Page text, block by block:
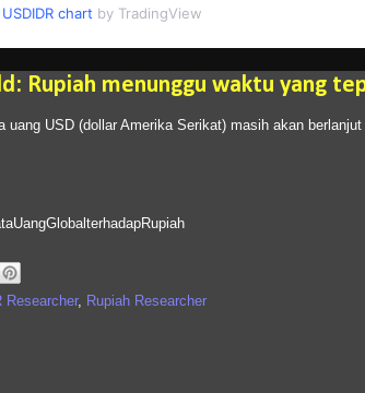
USDIDR chart by TradingView
Rupiah menunggu waktu yang
uang USD (dollar Amerika Serikat) masih akan berlanjut
Researcher, Rupiah Researcher